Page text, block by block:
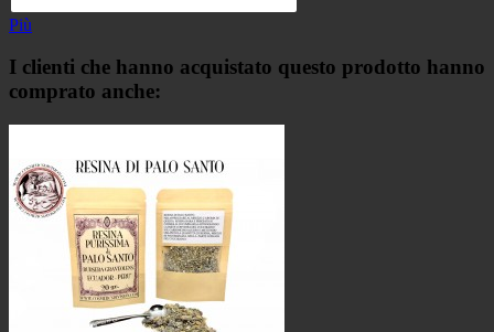
Più
I clienti che hanno acquistato questo prodotto hanno
comprato anche: